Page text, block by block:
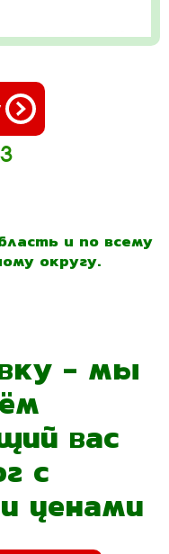
и по всему
округу.
- мы
вас
с
ценами